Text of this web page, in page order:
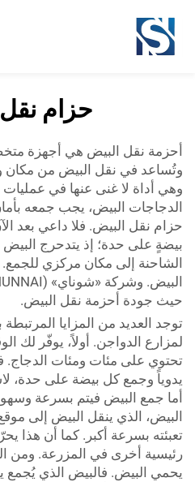
حزام
أحزمة نقل البيض هي أجهزة
وتُساعد في نقل البيض من مكان
وهي أداة لا غنى عنها في عمليات
الدجاجات البيض، يجب جمعه
حزام نقل البيض. فلا داعي بعد
بيضةٍ على حدة؛ إذ يتدحرج
الشاحنة إلى مكان مركزي
حيث جودة أحزمة نقل البيض.
توجد العديد من المزايا
لمزارع الدواجن. أولاً، يوفّر لك
تحتوي على مئات ومئات الدجاج.
يدوياً وجمع كل بيضة على حدة،
أما جمع البيض فيتم بسرعة
البيض، الذي ينقل البيض إلى
تعبئته بسرعة أكبر. كما أن هذا
رئيسية أخرى في المزرعة. ومن
يحمي البيض. فالبيض الذي